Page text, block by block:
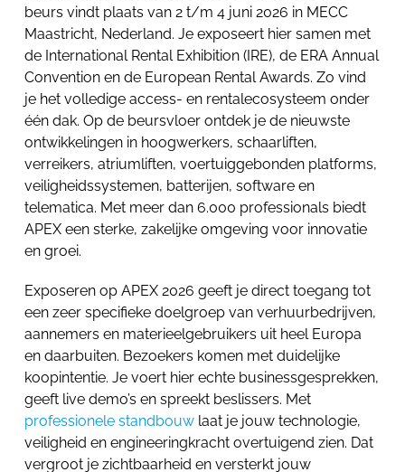
beurs vindt plaats van 2 t/m 4 juni 2026 in MECC
Maastricht, Nederland. Je exposeert hier samen met
de International Rental Exhibition (IRE), de ERA Annual
Convention en de European Rental Awards. Zo vind
je het volledige access- en rentalecosysteem onder
één dak. Op de beursvloer ontdek je de nieuwste
ontwikkelingen in hoogwerkers, schaarliften,
verreikers, atriumliften, voertuiggebonden platforms,
veiligheidssystemen, batterijen, software en
telematica. Met meer dan 6.000 professionals biedt
APEX een sterke, zakelijke omgeving voor innovatie
en groei.
Exposeren op APEX 2026 geeft je direct toegang tot
een zeer specifieke doelgroep van verhuurbedrijven,
aannemers en materieelgebruikers uit heel Europa
en daarbuiten. Bezoekers komen met duidelijke
koopintentie. Je voert hier echte businessgesprekken,
geeft live demo’s en spreekt beslissers. Met
professionele standbouw laat je jouw technologie,
veiligheid en engineeringkracht overtuigend zien. Dat
vergroot je zichtbaarheid en versterkt jouw